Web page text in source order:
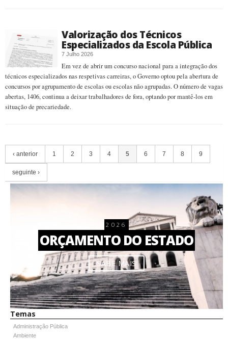
Valorização dos Técnicos
Especializados da Escola Pública
7 Julho 2026
Em vez de abrir um concurso nacional para a integração dos
técnicos especializados nas respetivas carreiras, o Governo optou pela abertura de
concursos por agrupamento de escolas ou escolas não agrupadas. O número de vagas
abertas, 1406, continua a deixar trabalhadores de fora, optando por mantê-los em
situação de precariedade.
‹ anterior 1 2 3 4 5 6 7 8 9
seguinte ›
2026
ORÇAMENTO DO ESTADO
SABE MAIS
Temas
Administração Pública
Ambiente